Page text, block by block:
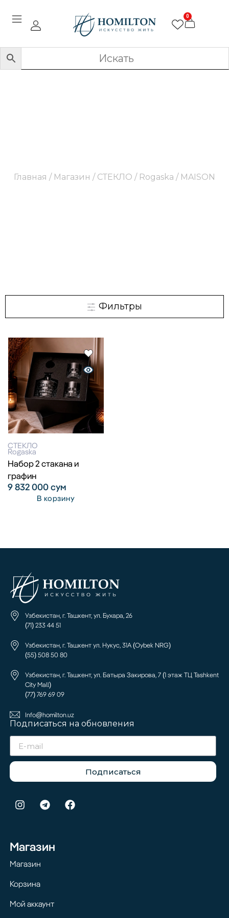
0
Главная / Магазин / СТЕКЛО / Rogaska / MAISON
Фильтры
СТЕКЛО
Rogaska
Набор 2 стакана и
графин
9 832 000сум
В корзину
Узбекистан, г. Ташкент, ул. Бухара, 26
(71) 233 44 51
Узбекистан, г. Ташкент ул. Нукус, 31А (Oybek NRG)
(55) 508 50 80
Узбекистан, г. Ташкент, ул. Батыра Закирова, 7 (1 этаж ТЦ Tashkent
City Mall)
(77) 769 69 09
Info@homilton.uz
Подписаться на обновления
Подписаться
Магазин
Магазин
Корзина
Мой аккаунт